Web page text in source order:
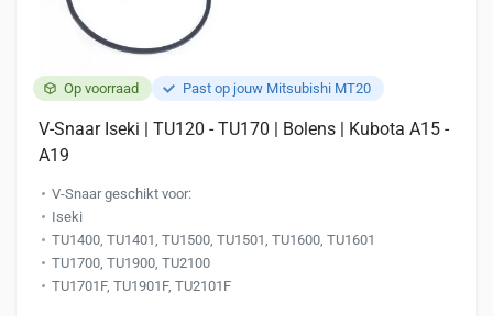
Op voorraad Past op jouw Mitsubishi MT20
V-Snaar Iseki | TU120 - TU170 | Bolens | Kubota A15 -
A19
V-Snaar geschikt voor:
Iseki
TU1400, TU1401, TU1500, TU1501, TU1600, TU1601
TU1700, TU1900, TU2100
TU1701F, TU1901F, TU2101F